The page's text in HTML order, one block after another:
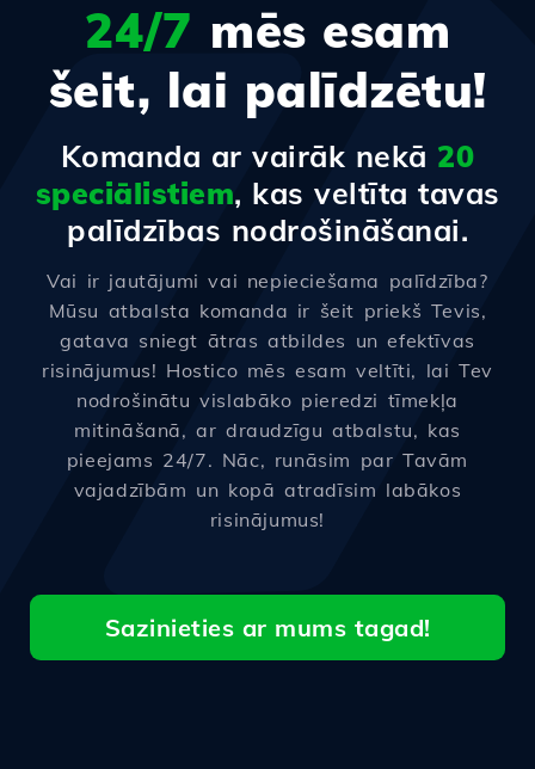
24/7 mēs esam
šeit, lai palīdzētu!
Komanda ar vairāk nekā 20
speciālistiem, kas veltīta tavas
palīdzības nodrošināšanai.
Vai ir jautājumi vai nepieciešama palīdzība?
Mūsu atbalsta komanda ir šeit priekš Tevis,
gatava sniegt ātras atbildes un efektīvas
risinājumus! Hostico mēs esam veltīti, lai Tev
nodrošinātu vislabāko pieredzi tīmekļa
mitināšanā, ar draudzīgu atbalstu, kas
pieejams 24/7. Nāc, runāsim par Tavām
vajadzībām un kopā atradīsim labākos
risinājumus!
Sazinieties ar mums tagad!